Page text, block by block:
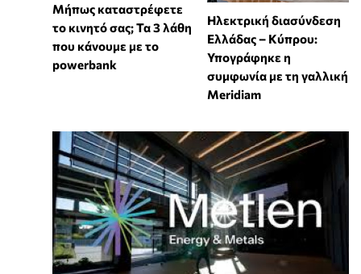
Μήπως καταστρέφετε
το κινητό σας; Τα 3 λάθη
που κάνουμε με το
powerbank
Ηλεκτρική διασύνδεση
Ελλάδας – Κύπρου:
Υπογράφηκε η
συμφωνία με τη γαλλική
Meridiam